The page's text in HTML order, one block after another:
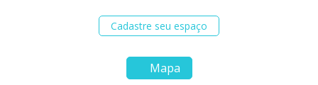
Mapa
Cadastre seu espaço